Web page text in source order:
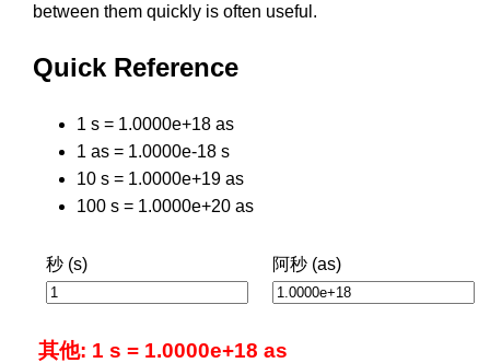
between them quickly is often useful.
Quick Reference
1 s = 1.0000e+18 as
1 as = 1.0000e-18 s
10 s = 1.0000e+19 as
100 s = 1.0000e+20 as
秒 (s) 阿秒 (as)
其他: 1 s = 1.0000e+18 as